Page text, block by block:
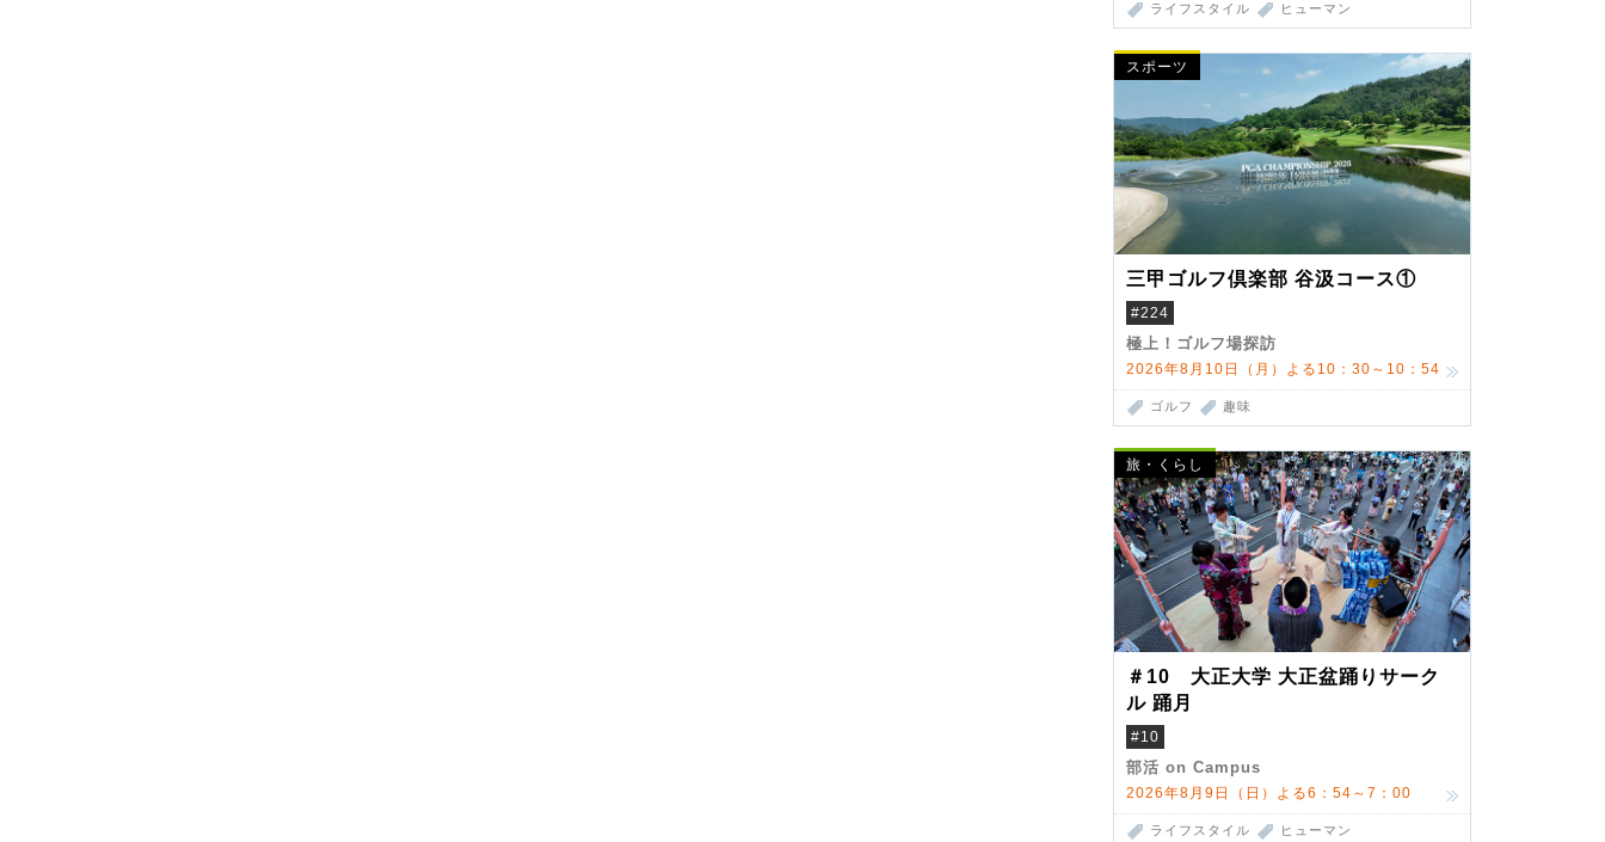
ライフスタイル ヒューマン
スポーツ
三甲ゴルフ倶楽部 谷汲コース①
#224
極上！ゴルフ場探訪
2026年8月10日（月）よる10：30～10：54
ゴルフ 趣味
旅・くらし
＃10 大正大学 大正盆踊りサーク
ル 踊月
#10
部活 on Campus
2026年8月9日（日）よる6：54～7：00
ライフスタイル ヒューマン